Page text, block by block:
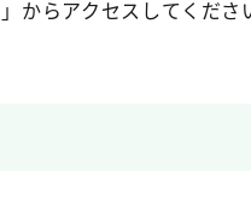
らアクセスしてくださ